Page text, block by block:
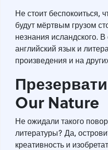
Не стоит беспокоиться,
будут мёртвым грузом
незнания исландского.
английский язык и
произведения и на
Our Nature
Не ожидали такого
литературы? Да,
креативность и